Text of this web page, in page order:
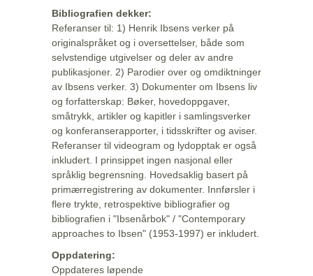
Bibliografien dekker:
Referanser til: 1) Henrik Ibsens verker på
originalspråket og i oversettelser, både som
selvstendige utgivelser og deler av andre
publikasjoner. 2) Parodier over og omdiktninger
av Ibsens verker. 3) Dokumenter om Ibsens liv
og forfatterskap: Bøker, hovedoppgaver,
småtrykk, artikler og kapitler i samlingsverker
og konferanserapporter, i tidsskrifter og aviser.
Referanser til videogram og lydopptak er også
inkludert. I prinsippet ingen nasjonal eller
språklig begrensning. Hovedsaklig basert på
primærregistrering av dokumenter. Innførsler i
flere trykte, retrospektive bibliografier og
bibliografien i "Ibsenårbok" / "Contemporary
approaches to Ibsen" (1953-1997) er inkludert.
Oppdatering:
Oppdateres løpende